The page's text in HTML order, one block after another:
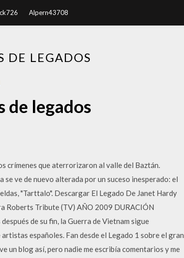
Alpern43708
DE LEGADOS
de legados
crímenes que aterrorizaron al valle del Baztán.
ve de nuevo alterada por un suceso inesperado: el
"Tarttalo". Descargar El Legado De Janet Hardy
Roberts Tribute (TV) AÑO 2009 DURACIÓN
de su fin, la Guerra de Vietnam sigue
españoles. Fan desde el Legado 1 sobre el gran
un blog así, pero nadie me escribía comentarios y me